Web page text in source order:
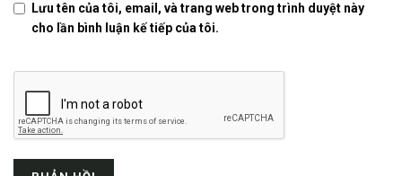
Lưu tên của tôi, email, và trang web trong trình duyệt này
cho lần bình luận kế tiếp của tôi.